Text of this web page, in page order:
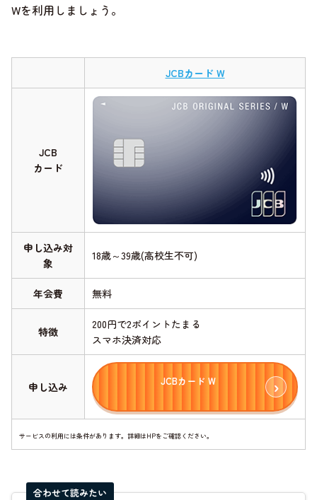
Wを利用しましょう。
JCBカード W
JCB
カード
申し込み対
象
18歳～39歳(高校生不可)
年会費 無料
特徴
200円で2ポイントたまる
スマホ決済対応
申し込み JCBカード W
サービスの利用には条件があります。詳細はHPをご確認ください。
合わせて読みたい